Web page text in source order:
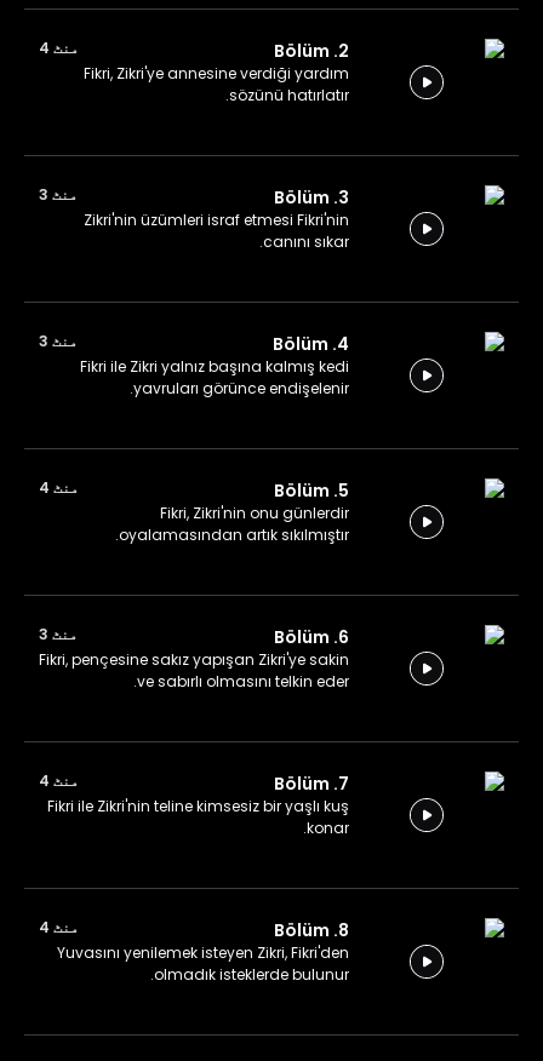
2. Bölüm
منٹ 4
Fikri, Zikri'ye annesine verdiği yardım
sözünü hatırlatır.
3. Bölüm
منٹ 3
Zikri'nin üzümleri israf etmesi Fikri'nin
canını sıkar.
4. Bölüm
منٹ 3
Fikri ile Zikri yalnız başına kalmış kedi
yavruları görünce endişelenir.
5. Bölüm
منٹ 4
Fikri, Zikri'nin onu günlerdir
oyalamasından artık sıkılmıştır.
6. Bölüm
منٹ 3
Fikri, pençesine sakız yapışan Zikri'ye sakin
ve sabırlı olmasını telkin eder.
7. Bölüm
منٹ 4
Fikri ile Zikri'nin teline kimsesiz bir yaşlı kuş
konar.
8. Bölüm
منٹ 4
Yuvasını yenilemek isteyen Zikri, Fikri'den
olmadık isteklerde bulunur.